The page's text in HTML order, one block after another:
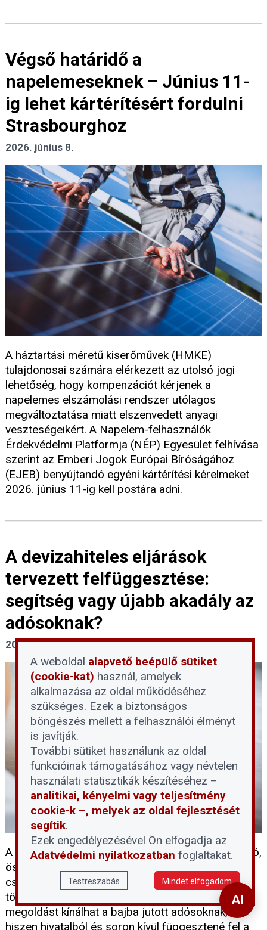
Végső határidő a
napelemeseknek – Június 11-
ig lehet kártérítésért fordulni
Strasbourghoz
2026. június 8.
A háztartási méretű kiserőművek (HMKE)
tulajdonosai számára elérkezett az utolsó jogi
lehetőség, hogy kompenzációt kérjenek a
napelemes elszámolási rendszer utólagos
megváltoztatása miatt elszenvedett anyagi
veszteségeikért. A Napelem-felhasználók
Érdekvédelmi Platformja (NÉP) Egyesület felhívása
szerint az Emberi Jogok Európai Bíróságához
(EJEB) benyújtandó egyéni kártérítési kérelmeket
2026. június 11-ig kell postára adni.
A devizahiteles eljárások
tervezett felfüggesztése:
segítség vagy újabb akadály az
adósoknak?
2026. június 1.
A devizahitelek rendezése hosszú évek óta húzódó,
összetett probléma, amely számtalan magyar
családot érint. A 2026 májusában benyújtott
törvényjavaslat első látásra megnyugtató
megoldást kínálhat a bajba jutott adósoknak,
hiszen hivatalból és soron kívül függesztené fel a
A weboldal alapvető beépülő sütiket
(cookie-kat) használ, amelyek
alkalmazása az oldal működéséhez
szükséges. Ezek a biztonságos
böngészés mellett a felhasználói élményt
is javítják.
További sütiket használunk az oldal
funkcióinak támogatásához vagy névtelen
használati statisztikák készítéséhez –
analitikai, kényelmi vagy teljesítmény
cookie-k –, melyek az oldal fejlesztését
segítik.
Ezek engedélyezésével Ön elfogadja az
Adatvédelmi nyilatkozatban foglaltakat.
Testreszabás Mindet elfogadom